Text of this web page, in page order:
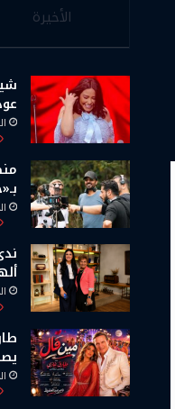
الأخيرة